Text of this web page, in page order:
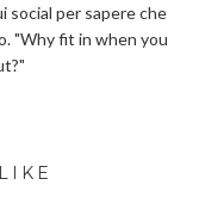
social per sapere che
"Why fit in when you